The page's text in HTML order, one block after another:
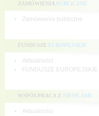
ZAMÓWIENIA PUBLICZNE
Zamówienia publiczne
FUNDUSZE EUROPEJSKIE
Aktualności
FUNDUSZE EUROPEJSKIE
WSPÓŁPRACA Z NIEMCAMI
Aktualności